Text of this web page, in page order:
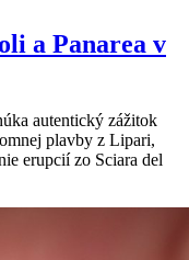
a Panarea v
autentický zážitok
plavby z Lipari,
erupcií zo Sciara del